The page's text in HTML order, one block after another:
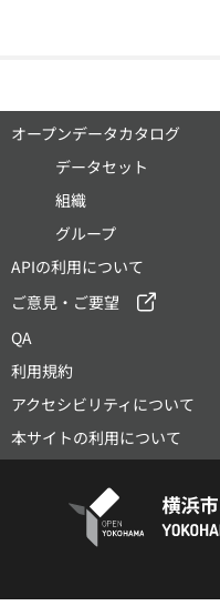
オープンデータカタログ
データセット
組織
グループ
APIの利用について
ご意見・ご要望
QA
利用規約
アクセシビリティについて
本サイトの利用について